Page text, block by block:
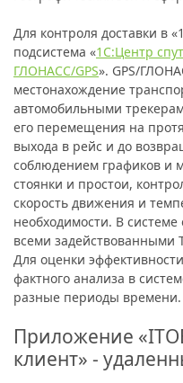
Для контроля доставки в
подсистема «1С:Центр
ГЛОНАСС/GPS». GPS/
местонахождение
автомобильными
его перемещения на
выхода в рейс и до
соблюдением графиков и
стоянки и простои,
скорость движения и
необходимости. В
всеми задействованными
Для оценки
фактного анализа в
разные периоды времени.
Приложение
клиент» -